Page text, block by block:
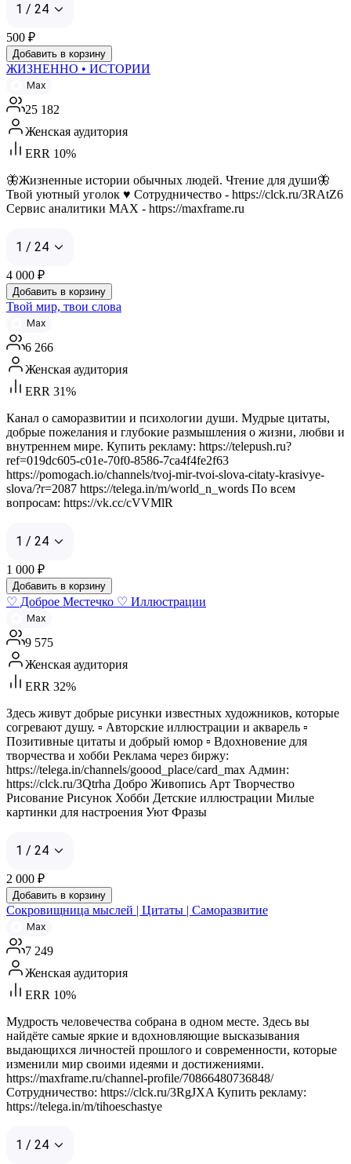
1 / 24
500 ₽
Добавить в корзину
ЖИЗНЕННО • ИСТОРИИ
Max
25 182
Женская аудитория
ERR 10%
🦋Жизненные истории обычных людей. Чтение для души🦋
Твой уютный уголок ♥️ Сотрудничество - https://clck.ru/3RAtZ6
Сервис аналитики MAX - https://maxframe.ru
1 / 24
4 000 ₽
Добавить в корзину
Твой мир, твои слова
Max
6 266
Женская аудитория
ERR 31%
Канал о саморазвитии и психологии души. Мудрые цитаты,
добрые пожелания и глубокие размышления о жизни, любви и
внутреннем мире. Купить рекламу: https://telepush.ru?
ref=019dc605-c01e-70f0-8586-7ca4f4fe2f63
https://pomogach.io/channels/tvoj-mir-tvoi-slova-citaty-krasivye-
slova/?r=2087 https://telega.in/m/world_n_words По всем
вопросам: https://vk.cc/cVVMlR
1 / 24
1 000 ₽
Добавить в корзину
♡ Доброе Местечко ♡ Иллюстрации
Max
9 575
Женская аудитория
ERR 32%
Здесь живут добрые рисунки известных художников, которые
согревают душу. ▫︎ Авторские иллюстрации и акварель ▫︎
Позитивные цитаты и добрый юмор ▫︎ Вдохновение для
творчества и хобби Реклама через биржу:
https://telega.in/channels/goood_place/card_max Админ:
https://clck.ru/3Qtrha Добро Живопись Арт Творчество
Рисование Рисунок Хобби Детские иллюстрации Милые
картинки для настроения Уют Фразы
1 / 24
2 000 ₽
Добавить в корзину
Сокровищница мыслей | Цитаты | Саморазвитие
Max
7 249
Женская аудитория
ERR 10%
Мудрость человечества собрана в одном месте. Здесь вы
найдёте самые яркие и вдохновляющие высказывания
выдающихся личностей прошлого и современности, которые
изменили мир своими идеями и достижениями.
https://maxframe.ru/channel-profile/70866480736848/
Сотрудничество: https://clck.ru/3RgJXA Купить рекламу:
https://telega.in/m/tihoeschastye
1 / 24